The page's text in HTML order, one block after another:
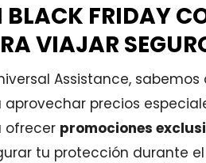
BLACK FRIDAY
VIAJAR
Assistance,
aprovechar precios
ofrecer promociones
tu protección durante